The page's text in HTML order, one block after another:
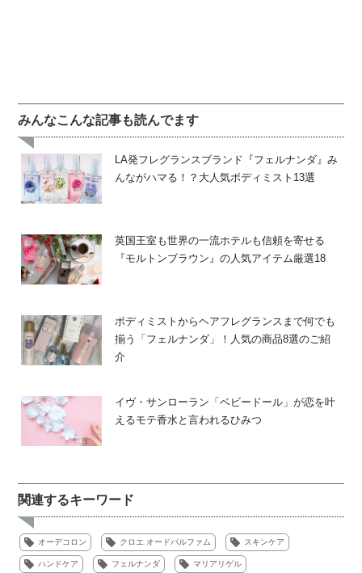
みんなこんな記事も読んでます
LA発フレグランスブランド『フェルナンダ』み
んながハマる！？大人気ボディミスト13選
英国王室も世界の一流ホテルも信頼を寄せる
『モルトンブラウン』の人気アイテム厳選18
ボディミストからヘアフレグランスまで何でも
揃う「フェルナンダ」！人気の商品8選のご紹
介
イヴ・サンローラン「ベビードール」が恋を叶
えるモテ香水と言われるひみつ
関連するキーワード
オーデコロン クロエ オードパルファム スキンケア
ハンドケア フェルナンダ マリアリゲル